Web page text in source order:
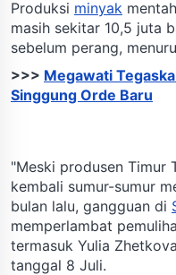
Produksi minyak
masih sekitar 10,5 juta
sebelum perang,
>>> Megawati
Singgung Orde Baru
"Meski produsen Timur
kembali sumur-sumur
bulan lalu, gangguan di
memperlambat
termasuk Yulia
tanggal 8 Juli.